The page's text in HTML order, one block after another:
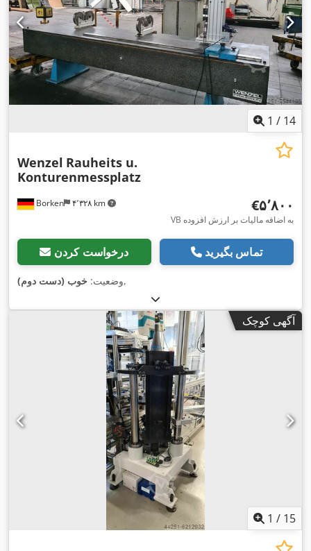
1 / 14
Borken ۴٬۳۲۸ km
Wenzel Rauheits u.
Konturenmessplatz
‎€۵٬۸۰۰
VB به اضافه مالیات بر ارزش افزوده
درخواست کردن تماس بگیرید
وضعیت: خوب (دست دوم) ,
آگهی کوچک
1 / 15